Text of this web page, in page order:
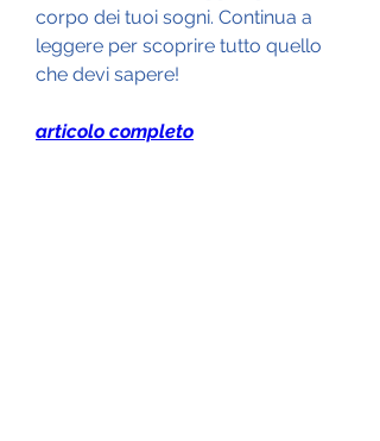
corpo dei tuoi sogni. Continua a
leggere per scoprire tutto quello
che devi sapere!
articolo completo